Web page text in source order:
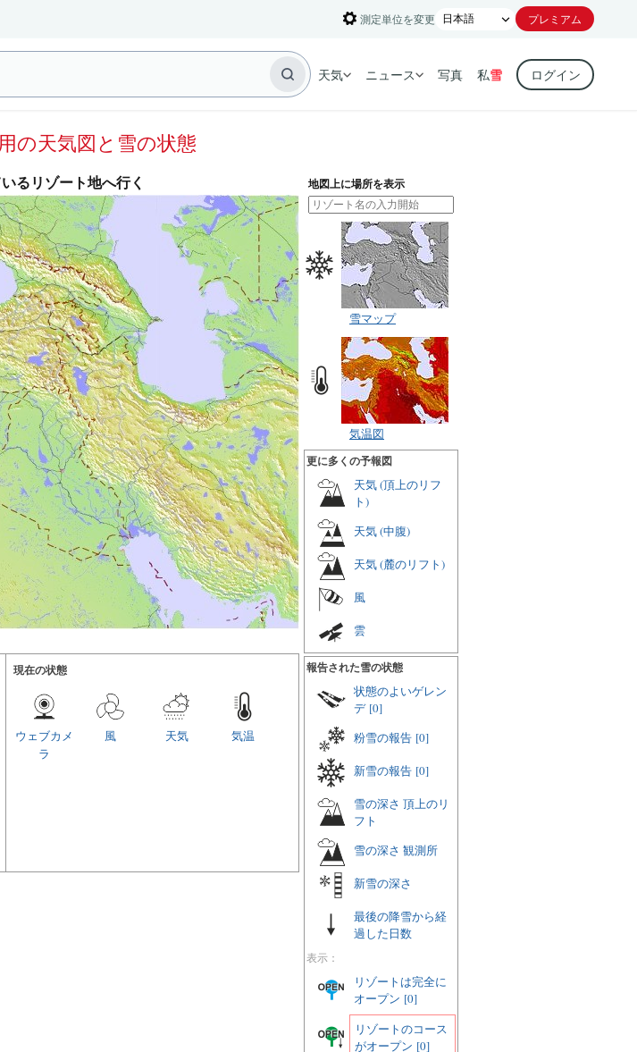
測定単位を変更 プレミアム
天気 ニュース 写真 私雪 ログイン
の天気図と雪の状態
るリゾート地へ行く
現在の状態
気温
天気
風
ウェブカメ
ラ
地図上に場所を表示
雪マップ
気温図
更に多くの予報図
天気 (頂上のリフ
ト)
天気 (中腹)
天気 (麓のリフト)
風
雲
報告された雪の状態
状態のよいゲレン
デ [0]
粉雪の報告 [0]
新雪の報告 [0]
雪の深さ 頂上のリ
フト
雪の深さ 観測所
新雪の深さ
最後の降雪から経
過した日数
表示：
リゾートは完全に
オープン [0]
リゾートのコース
がオープン [0]